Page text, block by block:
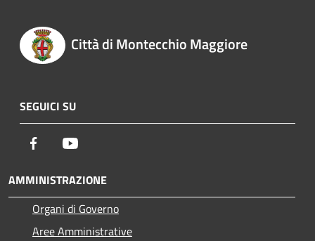
Città di Montecchio Maggiore
SEGUICI SU
Facebook
AMMINISTRAZIONE
Organi di Governo
Aree Amministrative